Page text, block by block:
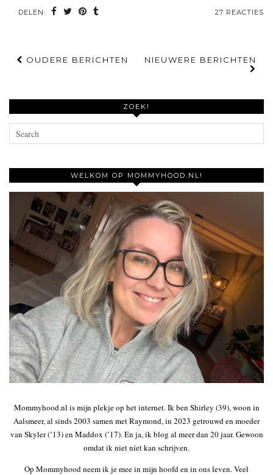
DELEN: 27 REACTIES
OUDERE BERICHTEN NIEUWERE BERICHTEN
ZOEK!
WELKOM OP MOMMYHOOD.NL!
Mommyhood.nl is mijn plekje op het internet. Ik ben Shirley (39), woon in
Aalsmeer, al sinds 2003 samen met Raymond, in 2023 getrouwd en moeder
van Skyler (’13) en Maddox (’17). En ja, ik blog al meer dan 20 jaar. Gewoon
omdat ik niet níet kan schrijven.
Op Mommyhood neem ik je mee in mijn hoofd en in ons leven. Veel